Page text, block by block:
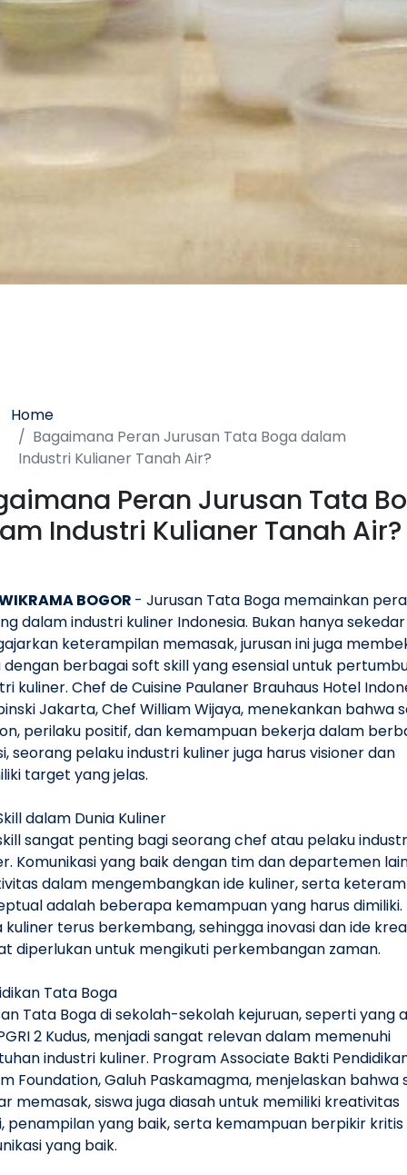
Home
Bagaimana Peran Jurusan Tata Boga dalam
Industri Kulianer Tanah Air?
Peran Jurusan Tata
Industri Kulianer Tanah Air?
BOGOR - Jurusan Tata Boga memainkan
dalam industri kuliner Indonesia. Bukan hanya sekedar
keterampilan memasak, jurusan ini juga
dengan berbagai soft skill yang esensial untuk
kuliner. Chef de Cuisine Paulaner Brauhaus Hotel
Jakarta, Chef William Wijaya, menekankan bahwa
perilaku positif, dan kemampuan bekerja dalam
seorang pelaku industri kuliner juga harus visioner dan
target yang jelas.
dalam Dunia Kuliner
sangat penting bagi seorang chef atau pelaku
Komunikasi yang baik dengan tim dan departemen
dalam mengembangkan ide kuliner, serta
adalah beberapa kemampuan yang harus dimiliki.
kuliner terus berkembang, sehingga inovasi dan ide
diperlukan untuk mengikuti perkembangan zaman.
Tata Boga
Tata Boga di sekolah-sekolah kejuruan, seperti yang
2 Kudus, menjadi sangat relevan dalam memenuhi
industri kuliner. Program Associate Bakti
Foundation, Galuh Paskamagma, menjelaskan bahwa
memasak, siswa juga diasah untuk memiliki kreativitas
penampilan yang baik, serta kemampuan berpikir kritis
yang baik.